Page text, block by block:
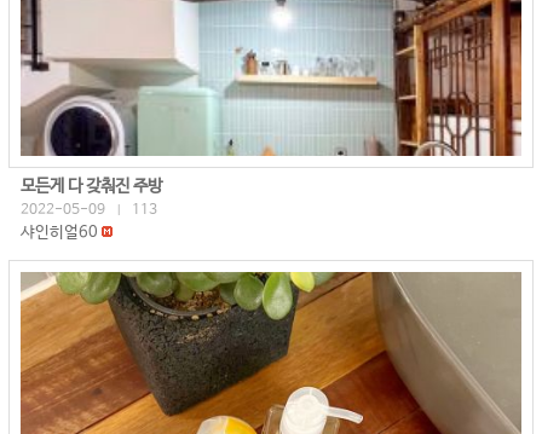
모든게 다 갖춰진 주방
2022-05-09 113
샤인히얼60